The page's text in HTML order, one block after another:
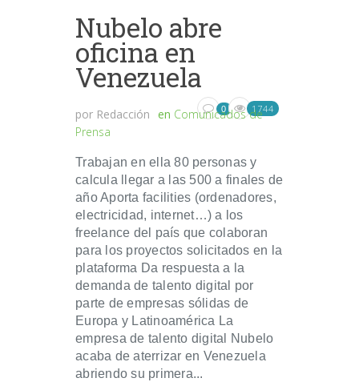
Nubelo abre
oficina en
Venezuela
por Redacción en Comunicados de
Prensa
0 1744
Trabajan en ella 80 personas y
calcula llegar a las 500 a finales de
año Aporta facilities (ordenadores,
electricidad, internet…) a los
freelance del país que colaboran
para los proyectos solicitados en la
plataforma Da respuesta a la
demanda de talento digital por
parte de empresas sólidas de
Europa y Latinoamérica La
empresa de talento digital Nubelo
acaba de aterrizar en Venezuela
abriendo su primera...